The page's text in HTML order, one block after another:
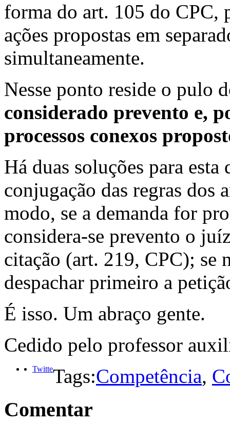
forma do art. 105 do CPC,
ações propostas em
simultaneamente.
Nesse ponto reside o pulo
considerado prevento e,
processos conexos
Há duas soluções para esta
conjugação das regras dos
modo, se a demanda for
considera-se prevento o
citação (art. 219, CPC); se
despachar primeiro a
É isso. Um abraço gente.
Cedido pelo professor
TwitteTags:Competência,
Comentar